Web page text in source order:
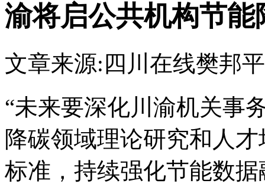
渝将启公共机构节能
文章来源:四川在线樊邦平
“未来要深化川渝机关事
降碳领域理论研究和人
标准，持续强化节能数